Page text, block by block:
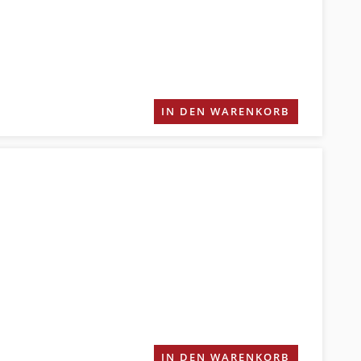
IN DEN WARENKORB
IN DEN WARENKORB